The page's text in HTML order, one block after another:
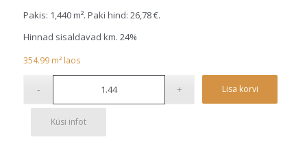
Pakis: 1,440 m². Paki hind: 26,78€.
Hinnad sisaldavad km. 24%
354.99 m²laos
Lisa korvi
Küsi infot